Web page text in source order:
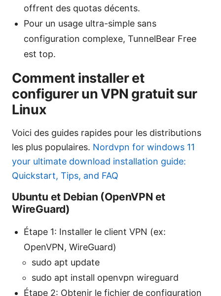
offrent des quotas décents.
Pour un usage ultra-simple sans
configuration complexe, TunnelBear Free
est top.
Comment installer et
configurer un VPN gratuit sur
Linux
Voici des guides rapides pour les distributions
les plus populaires. Nordvpn for windows 11
your ultimate download installation guide:
Quickstart, Tips, and FAQ
Ubuntu et Debian (OpenVPN et
WireGuard)
Étape 1: Installer le client VPN (ex:
OpenVPN, WireGuard)
sudo apt update
sudo apt install openvpn wireguard
Étape 2: Obtenir le fichier de configuration